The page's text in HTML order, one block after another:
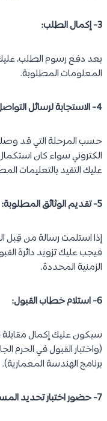
3- إكمال الطلب:
بعد دفع رسوم الطلب، عليك
المعلومات المطلوبة.
4- الاستجابة لرسائل التواصل من قبل الجامعة:
حسب المرحلة التي قد
الكتروني سواء كان
عليك التقيد بالتعليمات
5- تقديم الوثائق المطلوبة:
إذا استلمت رسالة من قِبل
فيجب عليك تزويد دائرة
الزمنية المحددة.
6- استلام خطاب القبول:
سيكون عليك إكمال
(واختبار القبول في الحرم
برنامج الهندسة المعمارية).
7- حضور اختبار تحديد المستوى: